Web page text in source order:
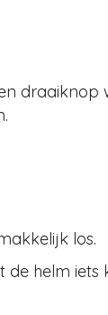
los.
helm iets